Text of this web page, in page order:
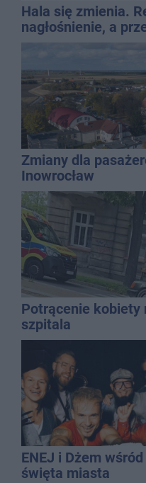
Hala się zmienia.
nagłośnienie, a
QEMETICA ARENA
Zmiany dla
Inowrocław
Potrącenie kobiety
szpitala
ENEJ i Dżem
święta miasta